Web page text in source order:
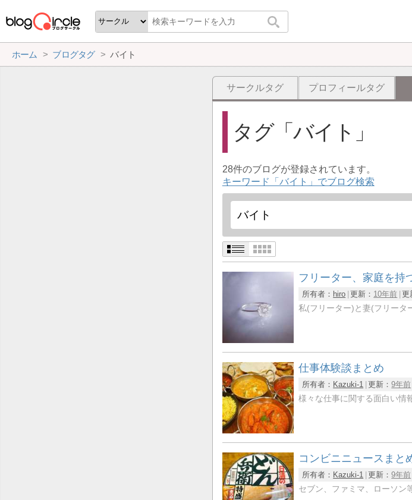
ホーム ブログタグ バイト
サークルタグ プロフィールタグ
タグ バイト
28件のブログが登録されています。
キーワード「バイト」でブログ検索
フリーター、家庭を持
所有者： hiro 更新： 10年前 更
私(フリーター)と妻(フリータ
仕事体験談まとめ
所有者： Kazuki-1 更新：9年前
様々な仕事に関する面白い情
コンビニニュースまと
所有者： Kazuki-1 更新：9年前
セブン、ファミマ、ローソン